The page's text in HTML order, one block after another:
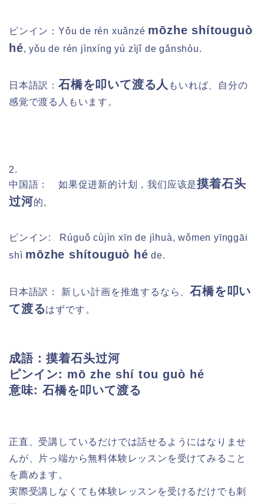
ピンイン： Yǒu de rén xuǎnzé mōzhe shítouguò
hé, yǒu de rén jìnxíng yú zìjǐ de gǎnshòu.
日本語訳： 石橋を叩いて渡る人 もいれば、自分の
感覚で渡る人もいます。
2.
中国語： 如果促进新的计划，我们应该是摸着石头
过河的。
ピンイン: Rúguǒ cùjìn xīn de jìhuà, wǒmen yīnggāi
shì mōzhe shítouguò hé de.
日本語訳： 新しい計画を推進するなら、石橋を叩い
て渡るはずです。
成語：摸着石头过河
ピンイン: mō zhe shí tou guò hé
意味: 石橋を叩いて渡る
正直、受講しているだけでは話せるようにはなりませ
んが、片っ端から無料体験レッスンを受けてみること
を薦めます。
実際受講しなくても体験レッスンを受けるだけでも刺